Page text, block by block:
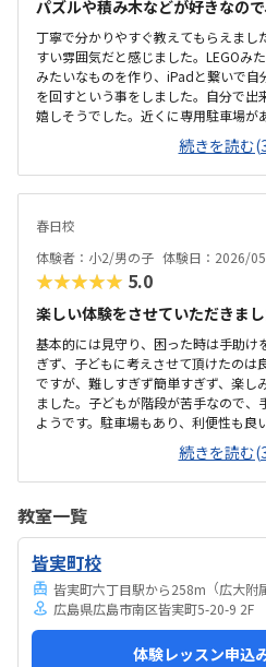
パズルや積み木などが好きなの
丁寧で分かりやすぐ教えてもらえまし
すい雰囲気だと感じました。LEGOみ
みたいなものを作り、iPadと繋いで
を回すという事をしました。自分で出
嬉しそうでした。近くに専用駐車場が
有料駐車場は近くにたくさんありまし
みたいに机が並んでいて、静かで集中
もなく通いやすい金額なのかなぁと思
日だけなので、他の曜日の選択ができ
続きを読む
春日校
体験者：小2/男の子 体験日：2026/05
★★★★★ 5.0
楽しい体験をさせていただきま
基本的には見守り、困った時は手助け
ぎず、子どもに考えさせて頂けたのは
ですが、難しすぎず簡単すぎず、楽し
ました。子どもが階段が苦手なので
ようです。駐車場もあり、利便性も良
授業を受ける教室は見ることができな
でよかったと思います。他の習い事に
でも、1対1で教えてくれるので安心
楽しいもので、子どもも喜んでいました
続きを読む
教室一覧
皆実町校
皆実町六丁目駅から258m （広大附
広島県広島市南区皆実町5-20-9 2F
体験レッスン申込